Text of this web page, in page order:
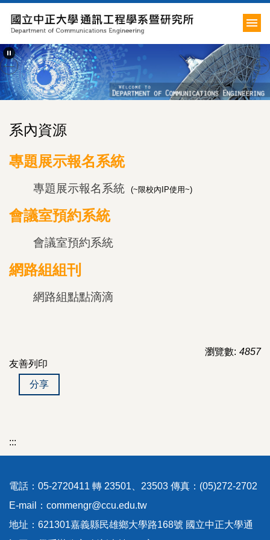
到
要
內
容
區
系內資源
專題展示報名系統
專題展示報名系統 (~限校內IP使用~)
會議室預約系統
會議室預約系統
網路組組刊
網路組點點滴滴
瀏覽數: 4857
友善列印
分享
:::
電話：05-2720411 轉 23501、23503 傳真：(05)272-2702
E-mail：commengr@ccu.edu.tw
地址：621301嘉義縣民雄鄉大學路168號 國立中正大學通